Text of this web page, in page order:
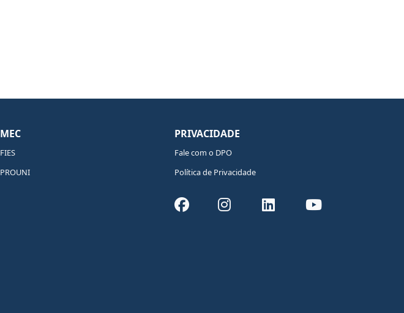
MEC
FIES
PROUNI
PRIVACIDADE
Fale com o DPO
Política de Privacidade